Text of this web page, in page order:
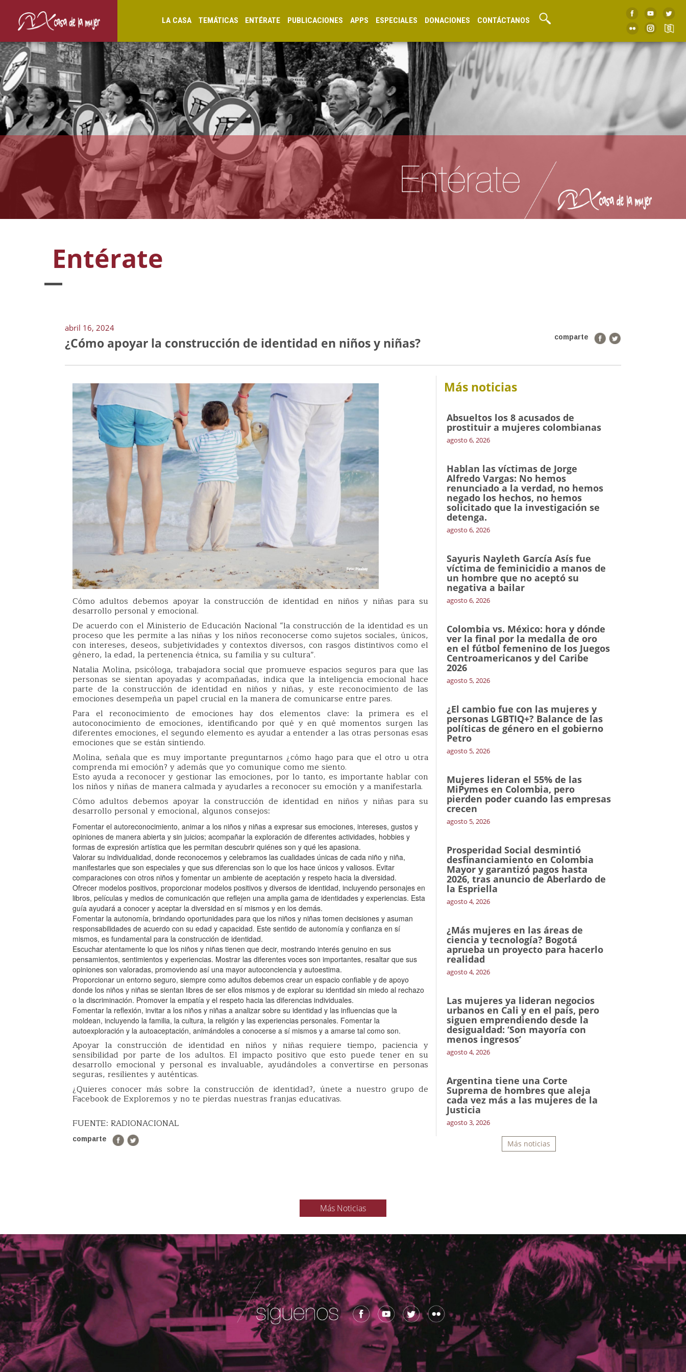
LA CASA TEMÁTICAS ENTÉRATE PUBLICACIONES APPS ESPECIALES DONACIONES CONTÁCTANOS
Entérate
abril 16, 2024
comparte
¿Cómo apoyar la construcción de identidad en niños y niñas?
Cómo adultos debemos apoyar la construcción de identidad en niños y niñas para su
desarrollo personal y emocional.
De acuerdo con el Ministerio de Educación Nacional “la construcción de la identidad es un
proceso que les permite a las niñas y los niños reconocerse como sujetos sociales, únicos,
con intereses, deseos, subjetividades y contextos diversos, con rasgos distintivos como el
género, la edad, la pertenencia étnica, su familia y su cultura”.
Natalia Molina, psicóloga, trabajadora social que promueve espacios seguros para que las
personas se sientan apoyadas y acompañadas, indica que la inteligencia emocional hace
parte de la construcción de identidad en niños y niñas, y este reconocimiento de las
emociones desempeña un papel crucial en la manera de comunicarse entre pares.
Para el reconocimiento de emociones hay dos elementos clave: la primera es el
autoconocimiento de emociones, identificando por qué y en qué momentos surgen las
diferentes emociones, el segundo elemento es ayudar a entender a las otras personas esas
emociones que se están sintiendo.
Molina, señala que es muy importante preguntarnos ¿cómo hago para que el otro u otra
comprenda mi emoción? y además que yo comunique como me siento.
Esto ayuda a reconocer y gestionar las emociones, por lo tanto, es importante hablar con
los niños y niñas de manera calmada y ayudarles a reconocer su emoción y a manifestarla.
Cómo adultos debemos apoyar la construcción de identidad en niños y niñas para su
desarrollo personal y emocional, algunos consejos:
Fomentar el autoreconocimiento, animar a los niños y niñas a expresar sus emociones, intereses, gustos y
opiniones de manera abierta y sin juicios; acompañar la exploración de diferentes actividades, hobbies y
formas de expresión artística que les permitan descubrir quiénes son y qué les apasiona.
Valorar su individualidad, donde reconocemos y celebramos las cualidades únicas de cada niño y niña,
manifestarles que son especiales y que sus diferencias son lo que los hace únicos y valiosos. Evitar
comparaciones con otros niños y fomentar un ambiente de aceptación y respeto hacia la diversidad.
Ofrecer modelos positivos, proporcionar modelos positivos y diversos de identidad, incluyendo personajes en
libros, películas y medios de comunicación que reflejen una amplia gama de identidades y experiencias. Esta
guía ayudará a conocer y aceptar la diversidad en sí mismos y en los demás.
Fomentar la autonomía, brindando oportunidades para que los niños y niñas tomen decisiones y asuman
responsabilidades de acuerdo con su edad y capacidad. Este sentido de autonomía y confianza en sí
mismos, es fundamental para la construcción de identidad.
Escuchar atentamente lo que los niños y niñas tienen que decir, mostrando interés genuino en sus
pensamientos, sentimientos y experiencias. Mostrar las diferentes voces son importantes, resaltar que sus
opiniones son valoradas, promoviendo así una mayor autoconciencia y autoestima.
Proporcionar un entorno seguro, siempre como adultos debemos crear un espacio confiable y de apoyo
donde los niños y niñas se sientan libres de ser ellos mismos y de explorar su identidad sin miedo al rechazo
o la discriminación. Promover la empatía y el respeto hacia las diferencias individuales.
Fomentar la reflexión, invitar a los niños y niñas a analizar sobre su identidad y las influencias que la
moldean, incluyendo la familia, la cultura, la religión y las experiencias personales. Fomentar la
autoexploración y la autoaceptación, animándoles a conocerse a sí mismos y a amarse tal como son.
Apoyar la construcción de identidad en niños y niñas requiere tiempo, paciencia y
sensibilidad por parte de los adultos. El impacto positivo que esto puede tener en su
desarrollo emocional y personal es invaluable, ayudándoles a convertirse en personas
seguras, resilientes y auténticas.
¿Quieres conocer más sobre la construcción de identidad?, únete a nuestro grupo de
Facebook de Exploremos y no te pierdas nuestras franjas educativas.
FUENTE: RADIONACIONAL
comparte
Más noticias
Absueltos los 8 acusados de
prostituir a mujeres colombianas
agosto 6, 2026
Hablan las víctimas de Jorge
Alfredo Vargas: No hemos
renunciado a la verdad, no hemos
negado los hechos, no hemos
solicitado que la investigación se
detenga.
agosto 6, 2026
Sayuris Nayleth García Asís fue
víctima de feminicidio a manos de
un hombre que no aceptó su
negativa a bailar
agosto 6, 2026
Colombia vs. México: hora y dónde
ver la final por la medalla de oro
en el fútbol femenino de los Juegos
Centroamericanos y del Caribe
2026
agosto 5, 2026
¿El cambio fue con las mujeres y
personas LGBTIQ+? Balance de las
políticas de género en el gobierno
Petro
agosto 5, 2026
Mujeres lideran el 55% de las
MiPymes en Colombia, pero
pierden poder cuando las empresas
crecen
agosto 5, 2026
Prosperidad Social desmintió
desfinanciamiento en Colombia
Mayor y garantizó pagos hasta
2026, tras anuncio de Aberlardo de
la Espriella
agosto 4, 2026
¿Más mujeres en las áreas de
ciencia y tecnología? Bogotá
aprueba un proyecto para hacerlo
realidad
agosto 4, 2026
Las mujeres ya lideran negocios
urbanos en Cali y en el país, pero
siguen emprendiendo desde la
desigualdad: ‘Son mayoría con
menos ingresos’
agosto 4, 2026
Argentina tiene una Corte
Suprema de hombres que aleja
cada vez más a las mujeres de la
Justicia
agosto 3, 2026
Más noticias
Más Noticias